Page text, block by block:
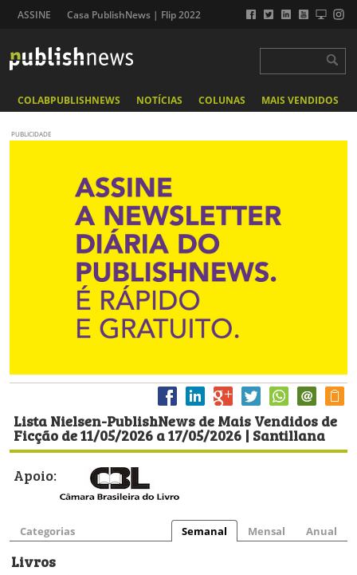
ASSINE Casa PublishNews | Flip 2022
COLABPUBLISHNEWS NOTÍCIAS COLUNAS MAIS VENDIDOS
PUBLICIDADE
Lista Nielsen-PublishNews de Mais Vendidos de
Ficção de 11/05/2026 a 17/05/2026 | Santillana
Apoio:
Categorias Semanal Mensal Anual
Livros